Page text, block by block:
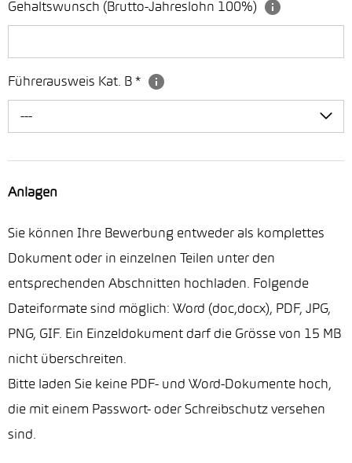
Gehaltswunsch (Brutto-Jahreslohn 100%)
Führerausweis Kat. B *
---
Anlagen
Sie können Ihre Bewerbung entweder als komplettes
Dokument oder in einzelnen Teilen unter den
entsprechenden Abschnitten hochladen. Folgende
Dateiformate sind möglich: Word (doc,docx), PDF, JPG,
PNG, GIF. Ein Einzeldokument darf die Grösse von 15 MB
nicht überschreiten.
Bitte laden Sie keine PDF- und Word-Dokumente hoch,
die mit einem Passwort- oder Schreibschutz versehen
sind.